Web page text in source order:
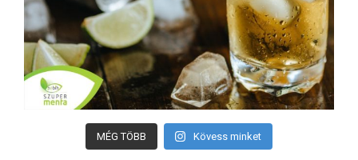
MÉG TÖBB Kövess minket